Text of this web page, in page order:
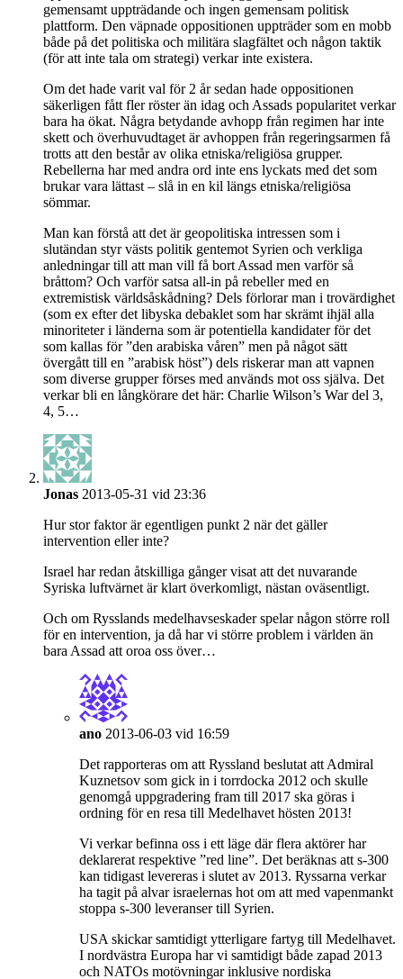
gemensamt uppträdande och ingen gemensam politisk
plattform. Den väpnade oppositionen uppträder som en mobb
både på det politiska och militära slagfältet och någon taktik
(för att inte tala om strategi) verkar inte existera.
Om det hade varit val för 2 år sedan hade oppositionen
säkerligen fått fler röster än idag och Assads popularitet verkar
bara ha ökat. Några betydande avhopp från regimen har inte
skett och överhuvudtaget är avhoppen från regeringsarmen få
trotts att den består av olika etniska/religiösa grupper.
Rebellerna har med andra ord inte ens lyckats med det som
brukar vara lättast – slå in en kil längs etniska/religiösa
sömmar.
Man kan förstå att det är geopolitiska intressen som i
slutändan styr västs politik gentemot Syrien och verkliga
anledningar till att man vill få bort Assad men varför så
bråttom? Och varför satsa all-in på rebeller med en
extremistisk världsåskådning? Dels förlorar man i trovärdighet
(som ex efter det libyska debaklet som har skrämt ihjäl alla
minoriteter i länderna som är potentiella kandidater för det
som kallas för ”den arabiska våren” men på något sätt
övergått till en ”arabisk höst”) dels riskerar man att vapnen
som diverse grupper förses med används mot oss själva. Det
verkar bli en långkörare det här: Charlie Wilson’s War del 3,
4, 5…
Jonas 2013-05-31 vid 23:36
Hur stor faktor är egentligen punkt 2 när det gäller
intervention eller inte?
Israel har redan åtskilliga gånger visat att det nuvarande
Syriska luftvärnet är klart överkomligt, nästan oväsentligt.
Och om Rysslands medelhavseskader spelar någon större roll
för en intervention, ja då har vi större problem i världen än
bara Assad att oroa oss över…
ano 2013-06-03 vid 16:59
Det rapporteras om att Ryssland beslutat att Admiral
Kuznetsov som gick in i torrdocka 2012 och skulle
genomgå uppgradering fram till 2017 ska göras i
ordning för en resa till Medelhavet hösten 2013!
Vi verkar befinna oss i ett läge där flera aktörer har
deklarerat respektive ”red line”. Det beräknas att s-300
kan tidigast levereras i slutet av 2013. Ryssarna verkar
ha tagit på alvar israelernas hot om att med vapenmankt
stoppa s-300 leveranser till Syrien.
USA skickar samtidigt ytterligare fartyg till Medelhavet.
I nordvästra Europa har vi samtidigt både zapad 2013
och NATOs motövningar inklusive nordiska